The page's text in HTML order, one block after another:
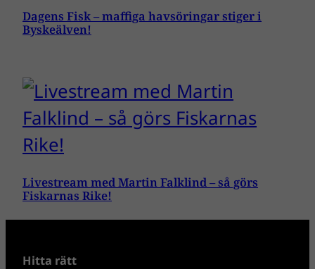
Dagens Fisk – maffiga havsöringar stiger i
Byskeälven!
Livestream med Martin Falklind – så görs
Fiskarnas Rike!
Hitta rätt